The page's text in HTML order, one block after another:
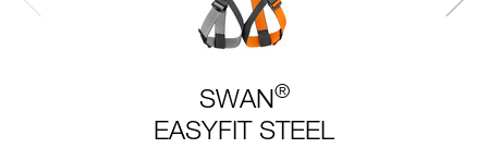
SWAN®
EASYFIT STEEL